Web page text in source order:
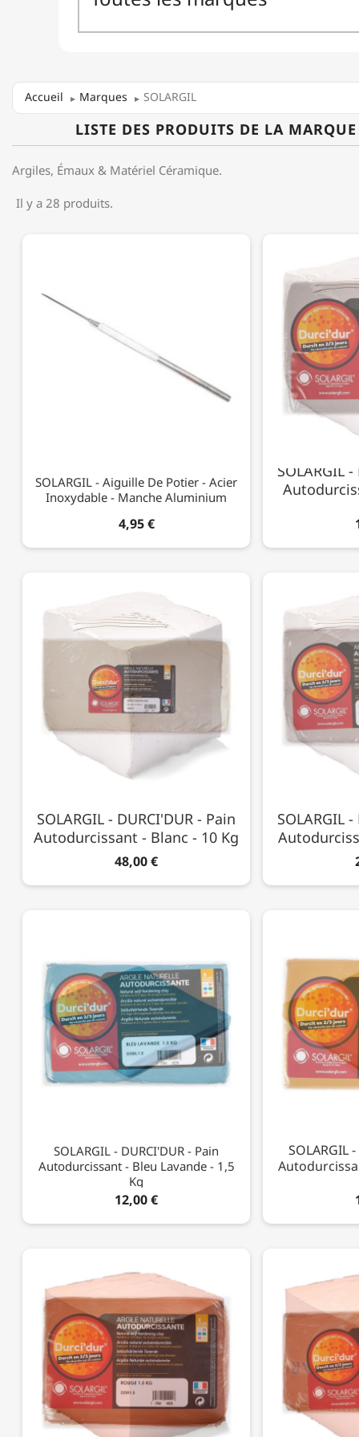
Accueil Marques SOLARGIL
LISTE DES PRODUITS DE LA
Argiles, Émaux & Matériel Céramique.
Il y a 28 produits.
SOLARGIL - Aiguille De Potier - Acier
Inoxydable - Manche Aluminium
4,95 €
SOLARGIL
SOLARGIL - DURCI'DUR - Pain
Autodurcissant - Blanc - 10 Kg
48,00 €
SOLARGIL
SOLARGIL - DURCI'DUR - Pain
Autodurcissant - Bleu Lavande - 1,5
Kg
12,00 €
SOLARGIL